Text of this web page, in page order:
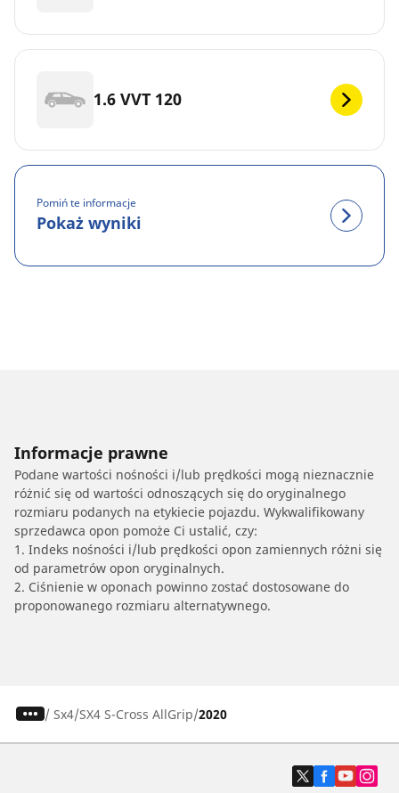
1.6 VVT 120
Pomiń te informacje
Pokaż wyniki
Informacje prawne
Podane wartości nośności i/lub prędkości mogą nieznacznie
różnić się od wartości odnoszących się do oryginalnego
rozmiaru podanych na etykiecie pojazdu. Wykwalifikowany
sprzedawca opon pomoże Ci ustalić, czy:
1. Indeks nośności i/lub prędkości opon zamiennych różni się
od parametrów opon oryginalnych.
2. Ciśnienie w oponach powinno zostać dostosowane do
proponowanego rozmiaru alternatywnego.
/ Sx4 SX4 S-Cross AllGrip 2020